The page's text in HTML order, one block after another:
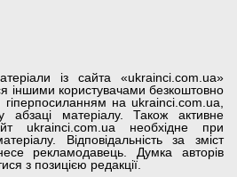
із сайта «ukrainci.com.ua»
іншими користувачами безкоштовно
гіперпосиланням на ukrainci.com.ua,
матеріалу. Також активне
ukrainci.com.ua необхідне при
Відповідальність за зміст
рекламодавець. Думка авторів
з позицією редакції.